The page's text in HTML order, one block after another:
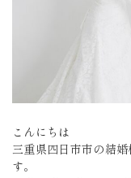
こんにちは
三重県四日市市の結
す。